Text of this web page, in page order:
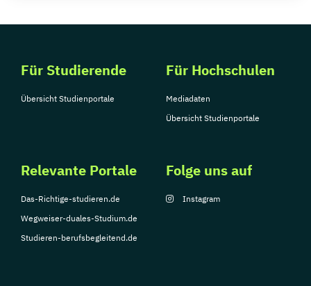
Für Studierende
Übersicht Studienportale
Für Hochschulen
Mediadaten
Übersicht Studienportale
Relevante Portale
Das-Richtige-studieren.de
Wegweiser-duales-Studium.de
Studieren-berufsbegleitend.de
Folge uns auf
Instagram